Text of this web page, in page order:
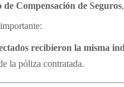
de Compensación de Seguros
recibieron la misma
la póliza contratada.